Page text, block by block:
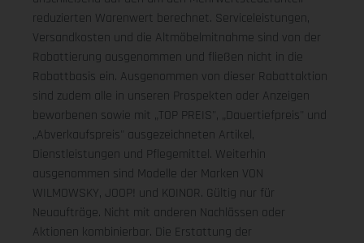
reduzierten Warenwert berechnet. Serviceleistungen,
Versandkosten und die Altmöbelmitnahme sind von der
Rabattierung ausgenommen und fließen nicht in die
Rabattbasis ein. Ausgenommen von dieser Rabattaktion
sind zudem alle in unseren Prospekten oder Anzeigen
beworbenen sowie mit „TOP PREIS", „Dauertiefpreis" und
„Abverkaufspreis" ausgezeichneten Artikel,
Dienstleistungen und Pflegemittel. Weiterhin
ausgenommen sind Modelle der Marken VON
WILMOWSKY, JOOP! und KOINOR. Gültig nur für
Neuaufträge. Nicht mit anderen Nachlässen oder
Aktionen kombinierbar. Die Erstattung der